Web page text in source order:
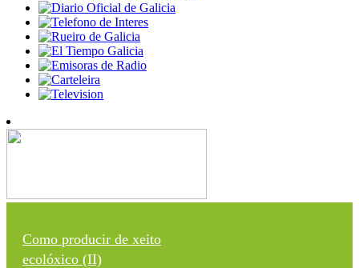
Como producir de xeito
ecolóxico (II)